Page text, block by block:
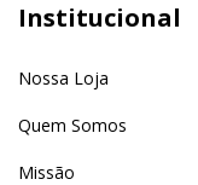
Institucional
Nossa Loja
Quem Somos
Missão